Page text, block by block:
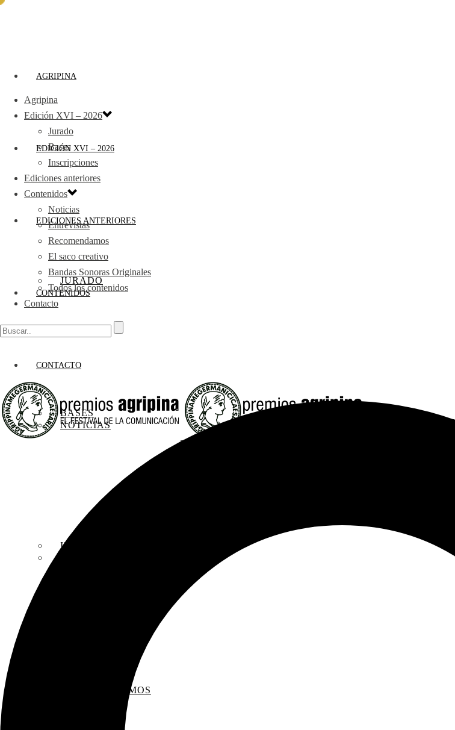
AGRIPINA
EDICIÓN XVI – 2026
JURADO
BASES
INSCRIPCIONES
EDICIONES ANTERIORES
CONTENIDOS
NOTICIAS
RECOMENDAMOS
CONTACTO
Agripina
Edición XVI – 2026
Jurado
Bases
Inscripciones
Ediciones anteriores
Contenidos
Noticias
Entrevistas
Recomendamos
El saco creativo
Bandas Sonoras Originales
Todos los contenidos
Contacto